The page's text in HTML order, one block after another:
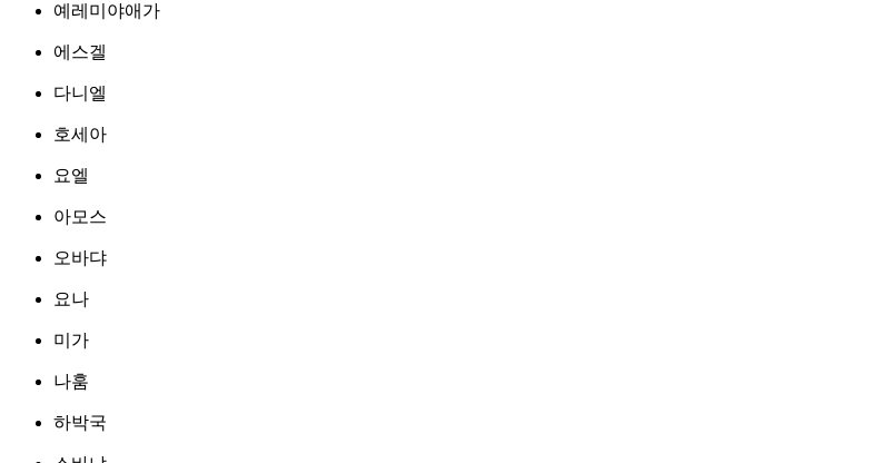
예레미야애가
에스겔
다니엘
호세아
요엘
아모스
오바댜
요나
미가
나훔
하박국